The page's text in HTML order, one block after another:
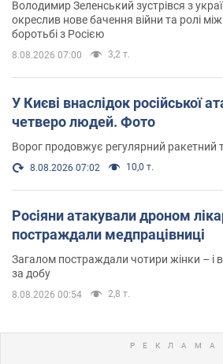
Володимир Зеленський зустрівся з
окреслив нове бачення війни та ролі
боротьбі з Росією
8.08.2026 07:00 3,2 т.
У Києві внаслідок російської
четверо людей. Фото
Ворог продовжує регулярний ракетний
8.08.2026 07:02 10,0 т.
Росіяни атакували дроном
постраждали медпрацівниці
Загалом постраждали чотири жінки – і
за добу
8.08.2026 00:54 2,8 т.